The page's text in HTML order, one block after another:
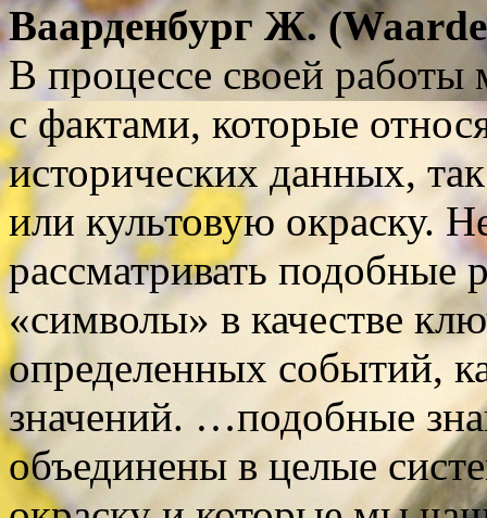
Ваарденбург Ж. (
В процессе своей
с фактами, которые
исторических данных,
или культовую окраску.
рассматривать подобные
«символы» в качестве
определенных событий,
значений. …подобные
объединены в целые